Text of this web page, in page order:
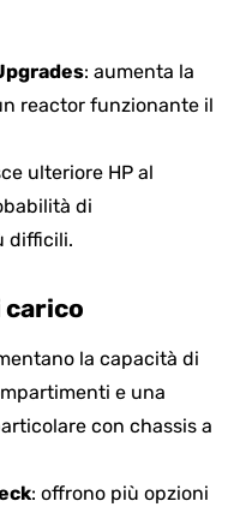
: aumenta la
reactor funzionante il
ulteriore HP al
di
difficili.
la capacità di
e una
con chassis a
: offrono più opzioni